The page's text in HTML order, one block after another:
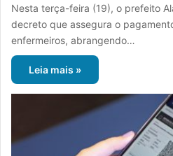
Nesta terça-feira (19), o prefeito
decreto que assegura o
enfermeiros, abrangendo…
Leia mais »